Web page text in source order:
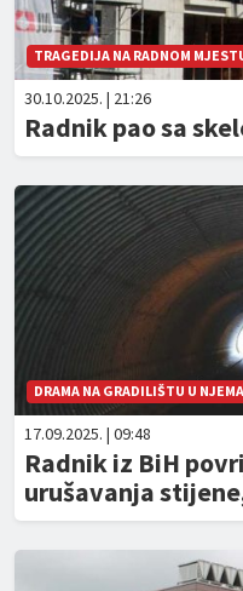
TRAGEDIJA NA RADNOM
30.10.2025. | 21:26
Radnik pao sa
DRAMA NA GRADILIŠTU U
17.09.2025. | 09:48
Radnik iz BiH
urušavanja